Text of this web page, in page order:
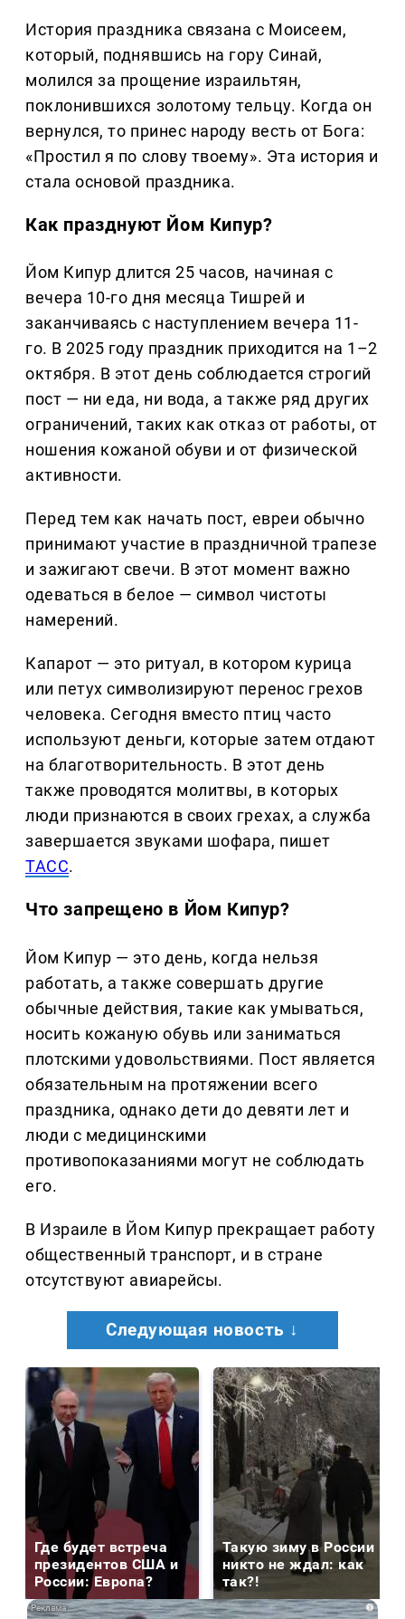
История праздника связана с Моисеем,
который, поднявшись на гору Синай,
молился за прощение израильтян,
поклонившихся золотому тельцу. Когда он
вернулся, то принес народу весть от Бога:
«Простил я по слову твоему». Эта история и
стала основой праздника.
Как празднуют Йом Кипур?
Йом Кипур длится 25 часов, начиная с
вечера 10-го дня месяца Тишрей и
заканчиваясь с наступлением вечера 11-
го. В 2025 году праздник приходится на 1–2
октября. В этот день соблюдается строгий
пост — ни еда, ни вода, а также ряд других
ограничений, таких как отказ от работы, от
ношения кожаной обуви и от физической
активности.
Перед тем как начать пост, евреи обычно
принимают участие в праздничной трапезе
и зажигают свечи. В этот момент важно
одеваться в белое — символ чистоты
намерений.
Капарот — это ритуал, в котором курица
или петух символизируют перенос грехов
человека. Сегодня вместо птиц часто
используют деньги, которые затем отдают
на благотворительность. В этот день
также проводятся молитвы, в которых
люди признаются в своих грехах, а служба
завершается звуками шофара, пишет
ТАСС.
Что запрещено в Йом Кипур?
Йом Кипур — это день, когда нельзя
работать, а также совершать другие
обычные действия, такие как умываться,
носить кожаную обувь или заниматься
плотскими удовольствиями. Пост является
обязательным на протяжении всего
праздника, однако дети до девяти лет и
люди с медицинскими
противопоказаниями могут не соблюдать
его.
В Израиле в Йом Кипур прекращает работу
общественный транспорт, и в стране
отсутствуют авиарейсы.
Следующая новость ↓
Где будет встреча
президентов США и
России: Европа?
Такую зиму в России
никто не ждал: как
так?!
i